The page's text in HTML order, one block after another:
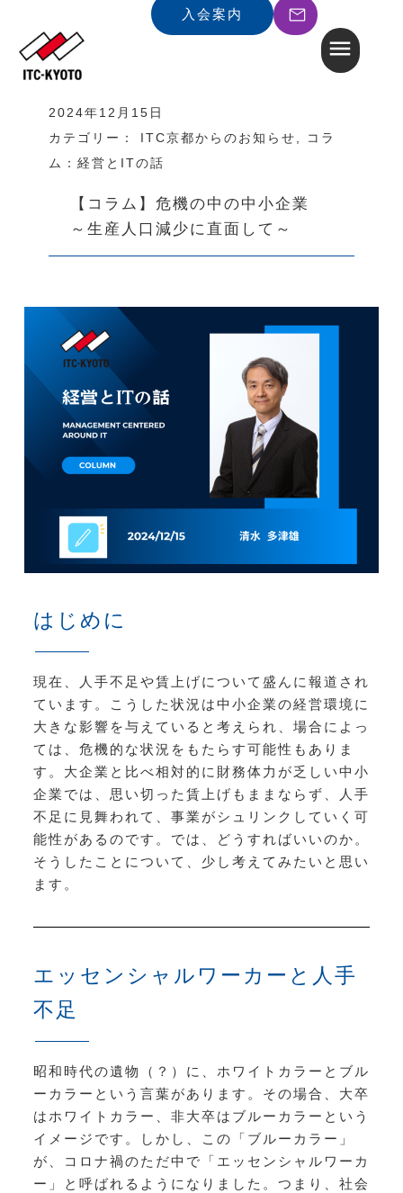
入会案内
2024年12月15日
カテゴリー：
ITC京都からのお知らせ ,
コラ
ム：経営とITの話
【コラム】危機の中の中小企業
～生産人口減少に直面して～
はじめに
現在、人手不足や賃上げについて盛んに報道され
ています。こうした状況は中小企業の経営環境に
大きな影響を与えていると考えられ、場合によっ
ては、危機的な状況をもたらす可能性もありま
す。大企業と比べ相対的に財務体力が乏しい中小
企業では、思い切った賃上げもままならず、人手
不足に見舞われて、事業がシュリンクしていく可
能性があるのです。では、どうすればいいのか。
そうしたことについて、少し考えてみたいと思い
ます。
エッセンシャルワーカーと人手
不足
昭和時代の遺物（？）に、ホワイトカラーとブル
ーカラーという言葉があります。その場合、大卒
はホワイトカラー、非大卒はブルーカラーという
イメージです。しかし、この「ブルーカラー」
が、コロナ禍のただ中で「エッセンシャルワーカ
ー」と呼ばれるようになりました。つまり、社会